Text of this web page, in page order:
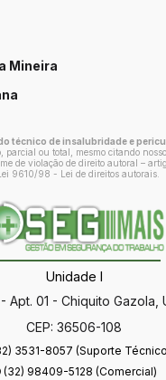
Mineira
técnico de insalubridade e
parcial ou total, mesmo citando
de violação de direito autoral –
9610/98 - Lei de direitos autorais.
Unidade I
- Apt. 01 - Chiquito Gazola,
CEP: 36506-108
3531-8057 (Suporte
(32) 98409-5128 (Comercial)